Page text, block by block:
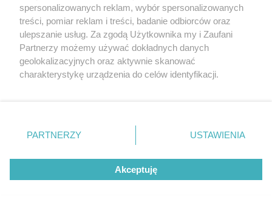
Iga Świątek poznała kolejną
rywalkę w WTA Toronto. Czy
Polka zrewanżuje się za
spersonalizowanych reklam, wybór spersonalizowanych
treści, pomiar reklam i treści, badanie odbiorców oraz
ulepszanie usług. Za zgodą Użytkownika my i Zaufani
Partnerzy możemy używać dokładnych danych
geolokalizacyjnych oraz aktywnie skanować
charakterystykę urządzenia do celów identyfikacji.
zmienić/wycofać klikając przycisk ustawień prywatności
znajdujący się w lewym dolnym rogu strony
rodzaje przetwarzania danych nie wymagają zgody
użytkownika, ale masz prawo sprzeciwić się takiemu
przetwarzaniu. Preferencje będą miały zastosowanie tylko
PARTNERZY USTAWIENIA
Akceptuję